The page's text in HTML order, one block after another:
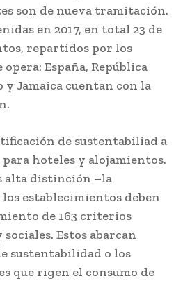
son de nueva tramitación.
en 2017, en total 23 de
repartidos por los
España, República
Jamaica cuentan con la
de sustentabiliad a
hoteles y alojamientos.
alta distinción –la
establecimientos deben
de 163 criterios
Estos abarcan
sustentabilidad o los
que rigen el consumo de